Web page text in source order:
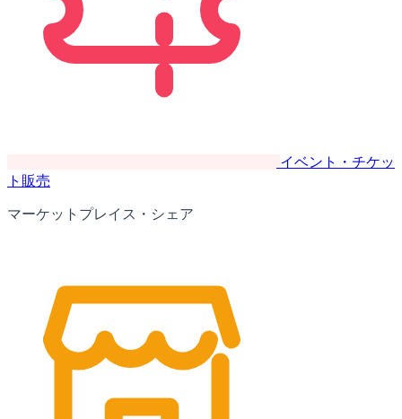
イベント・チケッ
ト販売
マーケットプレイス・シェア